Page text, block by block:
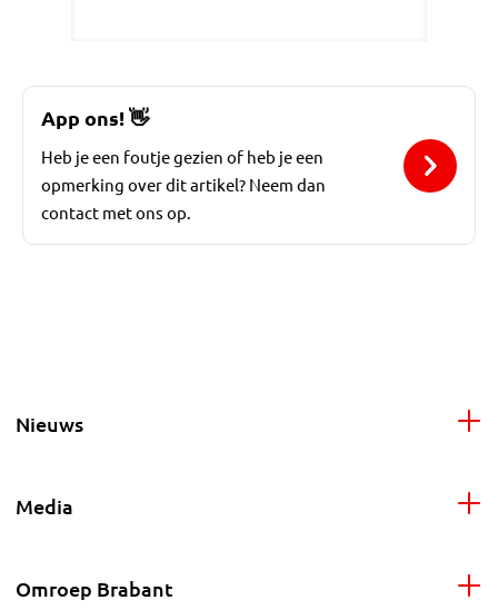
App ons!👋
Heb je een foutje gezien of heb je een
opmerking over dit artikel? Neem dan
contact met ons op.
Nieuws
Media
Omroep Brabant